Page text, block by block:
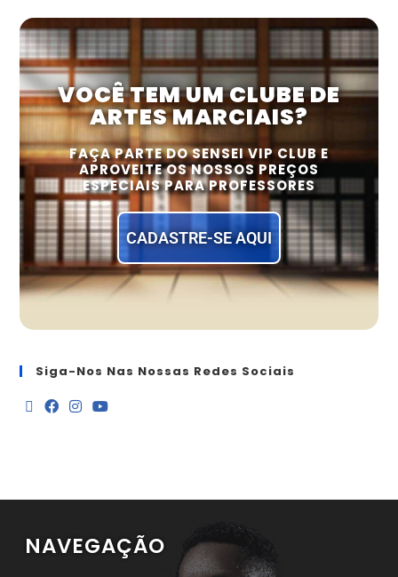
VOCÊ TEM UM CLUBE DE
ARTES MARCIAIS?
FAÇA PARTE DO SENSEI VIP CLUB E
APROVEITE OS NOSSOS PREÇOS
ESPECIAIS PARA PROFESSORES
CADASTRE-SE AQUI
Siga-Nos Nas Nossas Redes Sociais
NAVEGAÇÃO